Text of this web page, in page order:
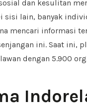
dan kesulitan
sisi lain, banyak
mencari informasi
ini. Saat ini,
dengan 5.900